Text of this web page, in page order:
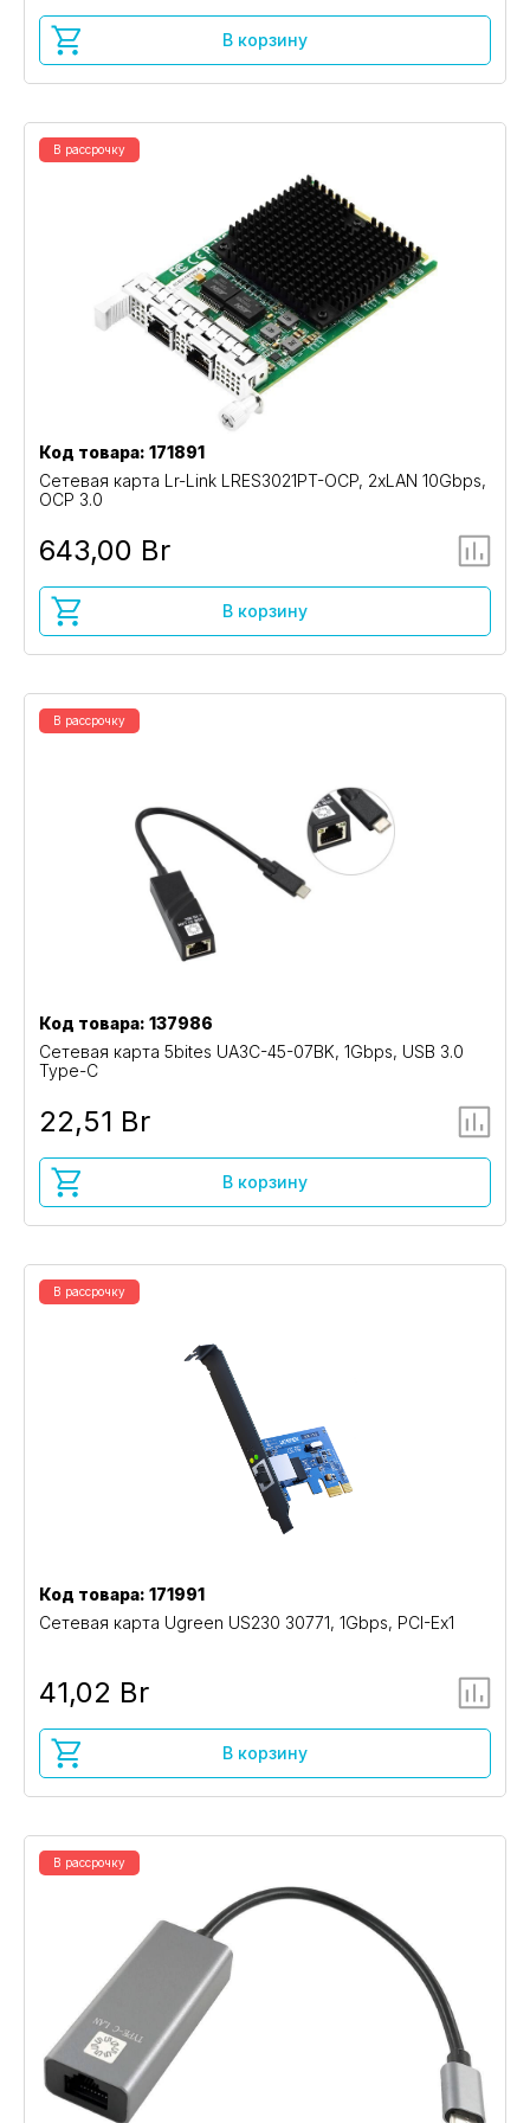
В корзину
В рассрочку
Код товара: 171891
Сетевая карта Lr-Link LRES3021PT-OCP, 2xLAN 10Gbps,
OCP 3.0
643,00 Br
В корзину
В рассрочку
Код товара: 137986
Сетевая карта 5bites UA3C-45-07BK, 1Gbps, USB 3.0
Type-C
22,51 Br
В корзину
В рассрочку
Код товара: 171991
Сетевая карта Ugreen US230 30771, 1Gbps, PCI-Ex1
41,02 Br
В корзину
В рассрочку